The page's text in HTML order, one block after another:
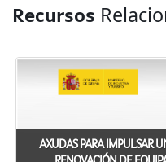
Recursos
AXUDAS PARA IMPULSAR